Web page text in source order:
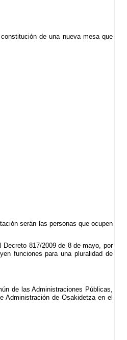
de una nueva mesa que
serán las personas que ocupen
817/2009 de 8 de mayo, por
funciones para una pluralidad de
de las Administraciones Públicas,
Administración de Osakidetza en el